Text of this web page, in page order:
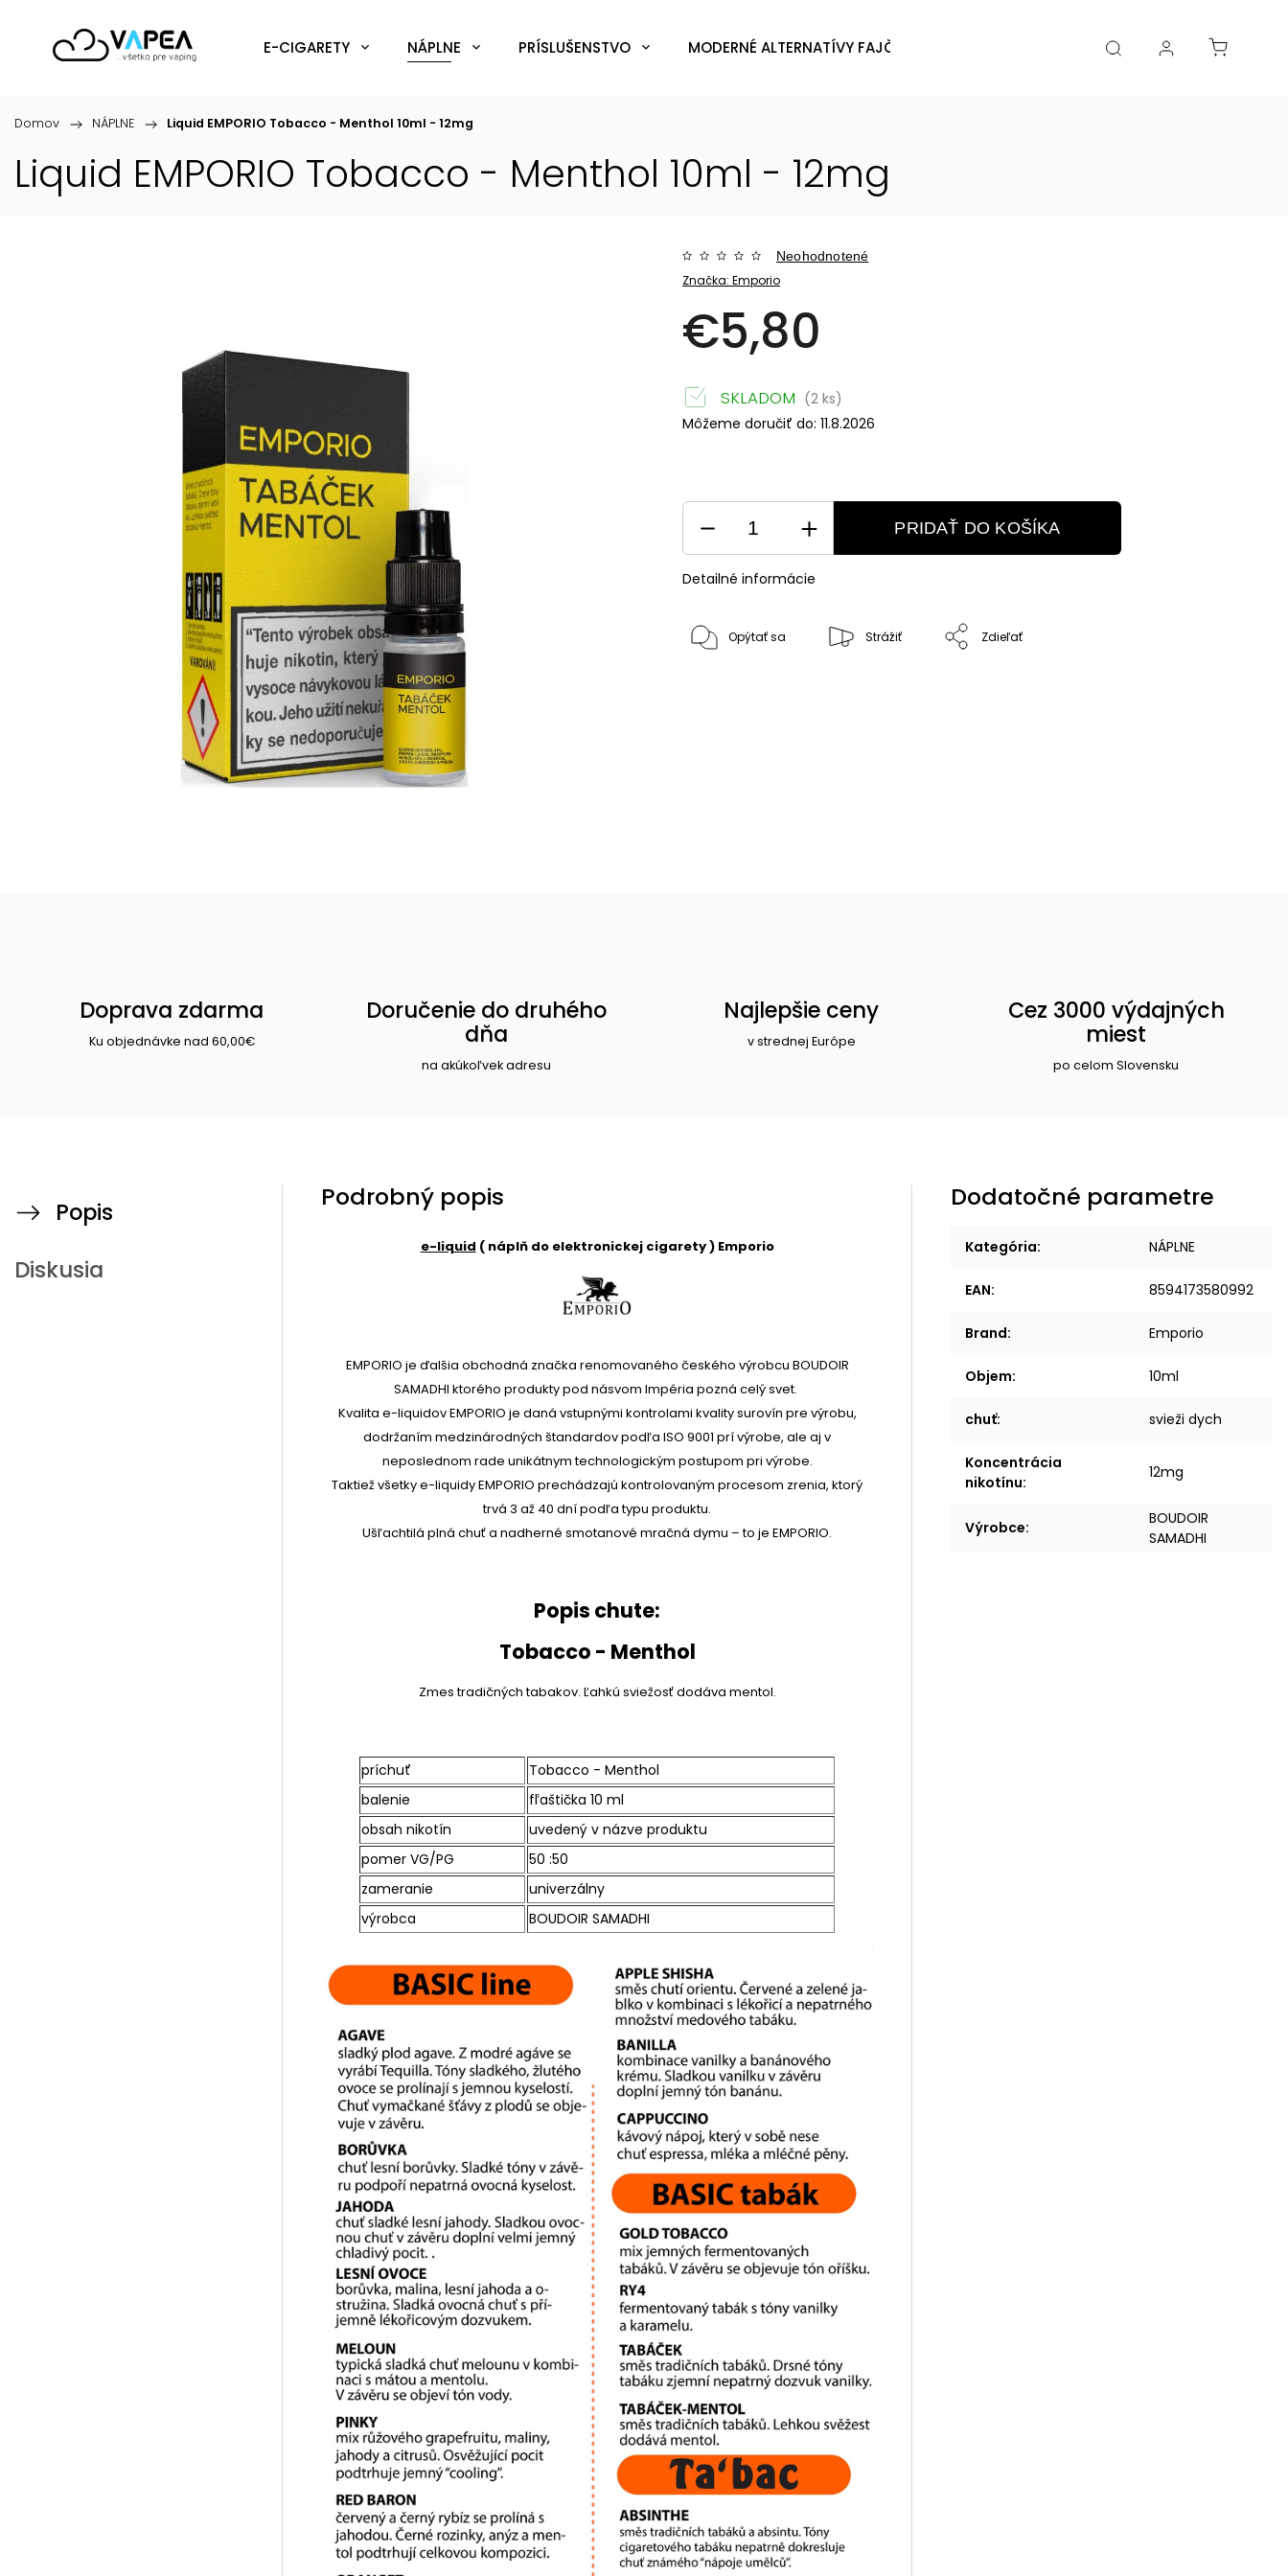
E-CIGARETY NÁPLNE PRÍSLUŠENSTVO MODERNÉ ALTERNATÍVY FAJČENIA DOPLNKY Značky
Domov / NÁPLNE / Liquid EMPORIO Tobacco - Menthol 10ml - 12mg
Liquid EMPORIO Tobacco - Menthol 10ml - 12mg
Značka:Emporio
Neohodnotené
€5,80
SKLADOM (2 ks)
Môžeme doručiť do: 11.8.2026
PRIDAŤ DO KOŠÍKA
Detailné informácie
Opýtať sa Strážiť Zdieľať
Doprava zdarma
Ku objednávke nad 60,00€
Doručenie do druhého
dňa
na akúkoľvek adresu
Najlepšie ceny
v strednej Európe
Cez 3000 výdajných
miest
po celom Slovensku
Popis
Diskusia
Podrobný popis
e-liquid ( náplň do elektronickej cigarety ) Emporio
EMPORIO je ďalšia obchodná značka renomovaného českého výrobcu BOUDOIR
SAMADHI ktorého produkty pod násvom Impéria pozná celý svet.
Kvalita e-liquidov EMPORIO je daná vstupnými kontrolami kvality surovín pre výrobu,
dodržaním medzinárodných štandardov podľa ISO 9001 prí výrobe, ale aj v
neposlednom rade unikátnym technologickým postupom pri výrobe.
Taktiež všetky e-liquidy EMPORIO prechádzajú kontrolovaným procesom zrenia, ktorý
trvá 3 až 40 dní podľa typu produktu.
Ušľachtilá plná chuť a nadherné smotanové mračná dymu – to je EMPORIO.
Popis chute:
Tobacco - Menthol
Zmes tradičných tabakov. Ľahkú sviežosť dodáva mentol.
príchuť
Tobacco - Menthol
balenie
fľaštička 10 ml
obsah nikotín
uvedený v názve produktu
pomer VG/PG
50 :50
zameranie
univerzálny
výrobca
BOUDOIR SAMADHI
Dodatočné parametre
Kategória: NÁPLNE
EAN: 8594173580992
Brand: Emporio
Objem: 10ml
chuť: svieži dych
Koncentrácia
nikotínu:
12mg
Výrobce:
BOUDOIR
SAMADHI